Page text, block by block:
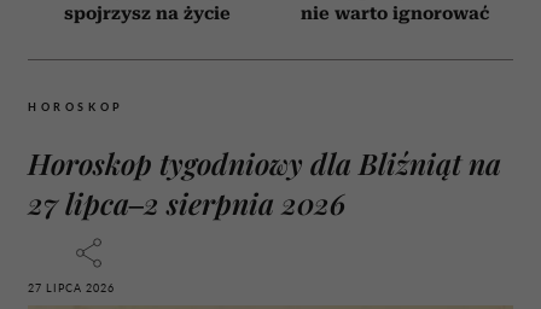
spojrzysz na życie
nie warto ignorować
HOROSKOP
Horoskop tygodniowy dla Bliźniąt na
27 lipca–2 sierpnia 2026
27 LIPCA 2026